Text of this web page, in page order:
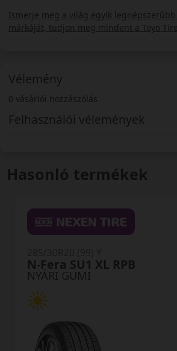
Ismerje meg a világ egyik
márkáját, tudjon meg mindent a Toyo
Vélemény
0 vásárlói hozzászólás
Felhasználói vélemények
Hasonló termékek
NYÁRI GUMI
N-Fera SU1 XL RPB